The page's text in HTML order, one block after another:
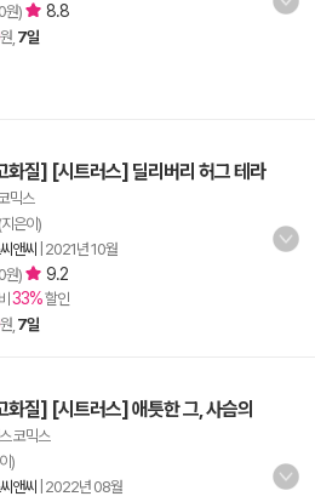
원) 8.8
원, 7일
화질] [시트러스] 딜리버리 허그 테라
믹스
은이)
앤씨
2021년 10월
원) 9.2
33%할인
원, 7일
질] [시트러스] 애틋한 그, 사슴의
코믹스
)
앤씨
2022년 08월